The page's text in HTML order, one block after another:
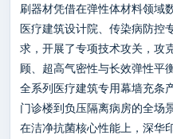
刷器材凭借在弹性体材料领域
医疗建筑设计院、传染病防控
求，开展了专项技术攻关，攻
顾、超高气密性与长效弹性平
全系列医疗建筑专用幕墙充条
门诊楼到负压隔离病房的全场
在洁净抗菌核心性能上，深华